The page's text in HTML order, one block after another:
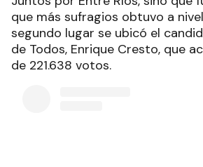
que más sufragios obtuvo a
segundo lugar se ubicó el
de Todos, Enrique Cresto, que
de 221.638 votos.